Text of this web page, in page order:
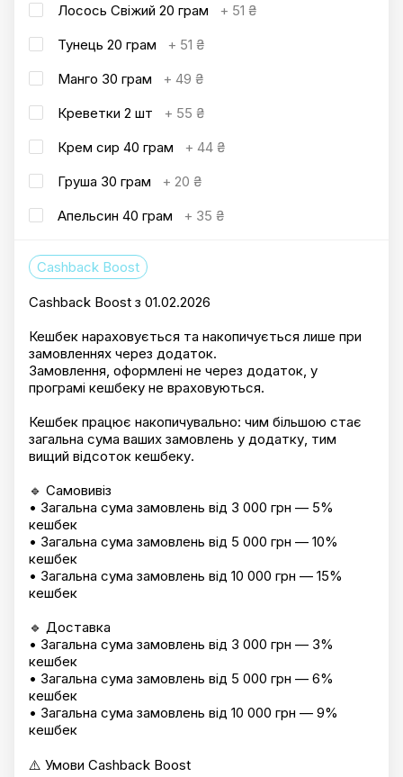
Лосось Свіжий 20 грам
+ 51 ₴
Тунець 20 грам
+ 51 ₴
Манго 30 грам
+ 49 ₴
Креветки 2 шт
+ 55 ₴
Крем сир 40 грам
+ 44 ₴
Груша 30 грам
+ 20 ₴
Апельсин 40 грам
+ 35 ₴
Cashback Boost
Cashback Boost з 01.02.2026
Кешбек нараховується та накопичується лише при
замовленнях через додаток.
Замовлення, оформлені не через додаток, у
програмі кешбеку не враховуються.
Кешбек працює накопичувально: чим більшою стає
загальна сума ваших замовлень у додатку, тим
вищий відсоток кешбеку.
🔹 Самовивіз
• Загальна сума замовлень від 3 000 грн — 5%
кешбек
• Загальна сума замовлень від 5 000 грн — 10%
кешбек
• Загальна сума замовлень від 10 000 грн — 15%
кешбек
🔹 Доставка
• Загальна сума замовлень від 3 000 грн — 3%
кешбек
• Загальна сума замовлень від 5 000 грн — 6%
кешбек
• Загальна сума замовлень від 10 000 грн — 9%
кешбек
⚠️ Умови Cashback Boost